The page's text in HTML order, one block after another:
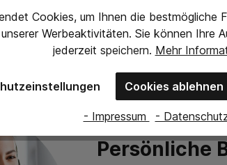
Persönliche
Cookies, um Ihnen die bestmögliche
Werbeaktivitäten. Sie können Ihre
jederzeit speichern. Mehr
Cookies ablehnen
- Impressum -